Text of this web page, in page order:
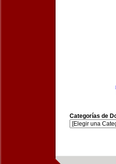
Categorías de